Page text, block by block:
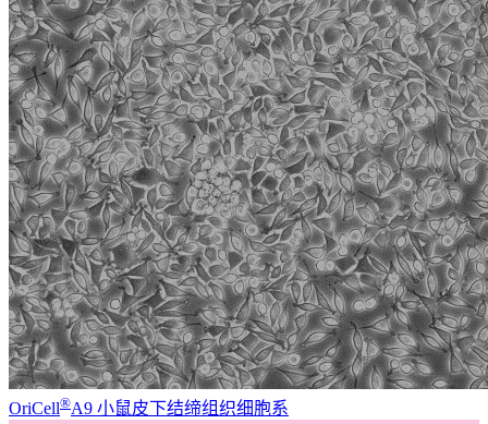
OriCell®A9 小鼠皮下结缔组织细胞系